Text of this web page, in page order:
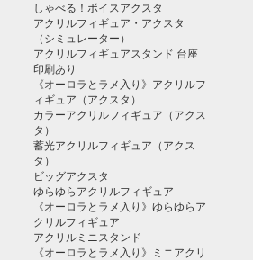
しゃべる！ボイスアクスタ
アクリルフィギュア・アクスタ
（シミュレーター）
アクリルフィギュアスタンド 台座
印刷あり
《オーロラとラメ入り》アクリルフ
ィギュア（アクスタ）
カラーアクリルフィギュア（アクス
タ）
蓄光アクリルフィギュア（アクス
タ）
ビッグアクスタ
ゆらゆらアクリルフィギュア
《オーロラとラメ入り》ゆらゆらア
クリルフィギュア
アクリルミニスタンド
《オーロラとラメ入り》ミニアクリ